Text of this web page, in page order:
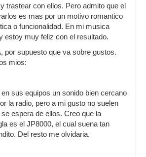
trastear con ellos. Pero admito que el
es mas por un motivo romantico
o funcionalidad. En mi musica
estoy muy feliz con el resultado.
por supuesto que va sobre gustos.
mios:
en sus equipos un sonido bien cercano
la radio, pero a mi gusto no suelen
espera de ellos. Creo que la
es el JP8000, el cual suena tan
Del resto me olvidaria.